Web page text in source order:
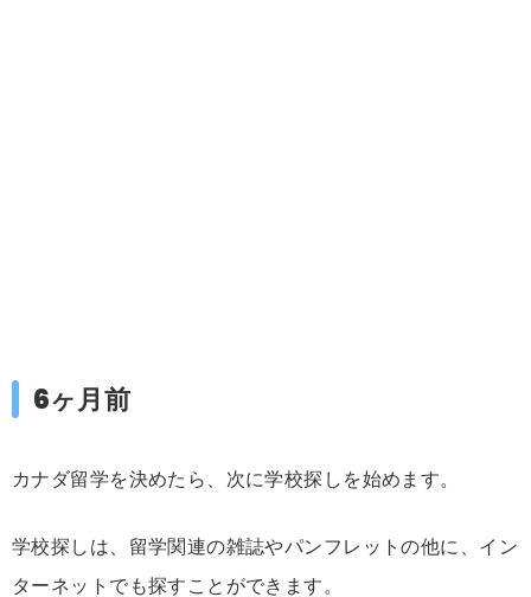
6ヶ月前
カナダ留学を決めたら、次に学校探しを始めます。
学校探しは、留学関連の雑誌やパンフレットの他に、イン
ターネットでも探すことができます。